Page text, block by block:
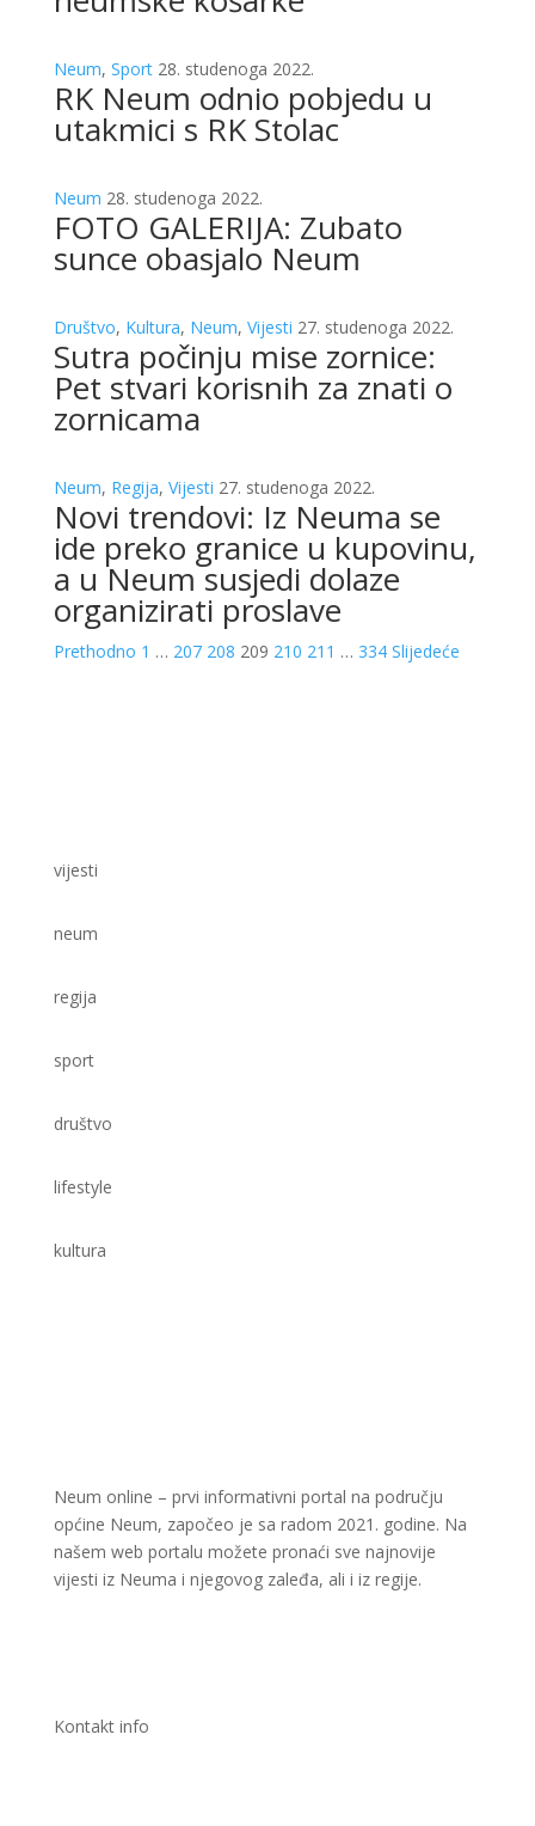
Neum, Sport28. studenoga 2022.
RK Neum odnio pobjedu u
utakmici s RK Stolac
Neum 28. studenoga 2022.
FOTO GALERIJA: Zubato
sunce obasjalo Neum
Društvo, Kultura, Neum, Vijesti 27. studenoga 2022.
Sutra počinju mise zornice:
Pet stvari korisnih za znati o
zornicama
Neum, Regija, Vijesti 27. studenoga 2022.
Novi trendovi: Iz Neuma se
ide preko granice u kupovinu,
a u Neum susjedi dolaze
organizirati proslave
Prethodno 1 … 207 208 209 210 211 … 334 Slijedeće
vijesti
neum
regija
sport
društvo
lifestyle
kultura
Neum online – prvi informativni portal na području
općine Neum, započeo je sa radom 2021. godine. Na
našem web portalu možete pronaći sve najnovije
vijesti iz Neuma i njegovog zaleđa, ali i iz regije.
Kontakt info